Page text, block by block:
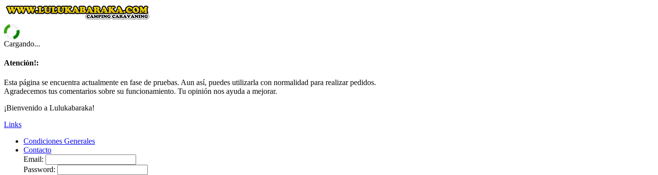
Cargando...
Atención!:
Esta página se encuentra actualmente en fase de pruebas. Aun así, puedes utilizarla con normalidad para realizar pedidos.
Agradecemos tus comentarios sobre su funcionamiento. Tu opinión nos ayuda a mejorar.
¡Bienvenido a Lulukabaraka!
Links
Condiciones Generales
Contacto
Email:
Password: